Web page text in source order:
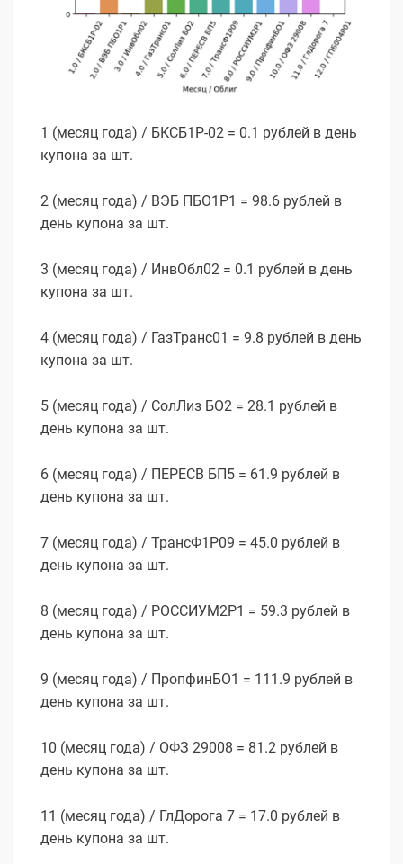
1 (месяц года) / БКСБ1Р-02 = 0.1 рублей в день
купона за шт.
2 (месяц года) / ВЭБ ПБО1Р1 = 98.6 рублей в
день купона за шт.
3 (месяц года) / ИнвОбл02 = 0.1 рублей в день
купона за шт.
4 (месяц года) / ГазТранс01 = 9.8 рублей в день
купона за шт.
5 (месяц года) / СолЛиз БО2 = 28.1 рублей в
день купона за шт.
6 (месяц года) / ПЕРЕСВ БП5 = 61.9 рублей в
день купона за шт.
7 (месяц года) / ТрансФ1P09 = 45.0 рублей в
день купона за шт.
8 (месяц года) / РОССИУМ2P1 = 59.3 рублей в
день купона за шт.
9 (месяц года) / ПропфинБО1 = 111.9 рублей в
день купона за шт.
10 (месяц года) / ОФЗ 29008 = 81.2 рублей в
день купона за шт.
11 (месяц года) / ГлДорога 7 = 17.0 рублей в
день купона за шт.